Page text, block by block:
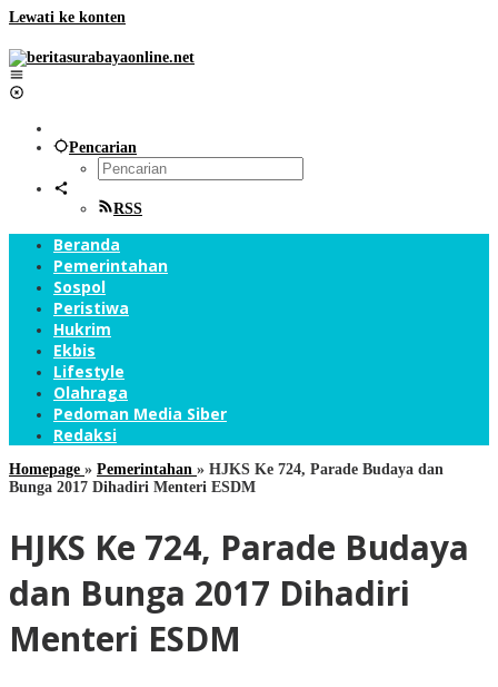
Lewati ke konten
Pencarian
RSS
Beranda
Pemerintahan
Sospol
Peristiwa
Hukrim
Ekbis
Lifestyle
Olahraga
Pedoman Media Siber
Redaksi
Homepage » Pemerintahan » HJKS Ke 724, Parade Budaya dan
Bunga 2017 Dihadiri Menteri ESDM
HJKS Ke 724, Parade Budaya
dan Bunga 2017 Dihadiri
Menteri ESDM